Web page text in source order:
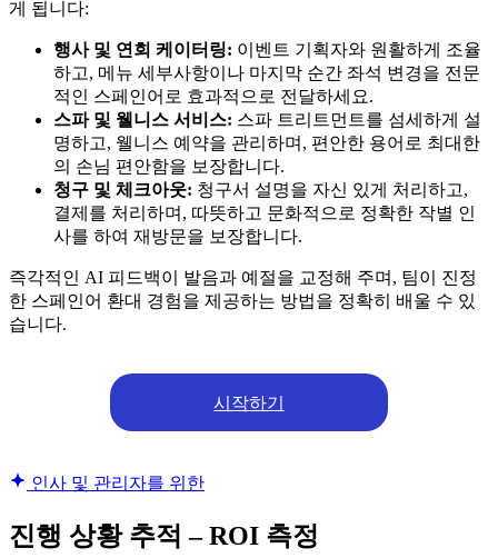
게 됩니다:
행사 및 연회 케이터링: 이벤트 기획자와 원활하게 조율
하고, 메뉴 세부사항이나 마지막 순간 좌석 변경을 전문
적인 스페인어로 효과적으로 전달하세요.
스파 및 웰니스 서비스: 스파 트리트먼트를 섬세하게 설
명하고, 웰니스 예약을 관리하며, 편안한 용어로 최대한
의 손님 편안함을 보장합니다.
청구 및 체크아웃: 청구서 설명을 자신 있게 처리하고,
결제를 처리하며, 따뜻하고 문화적으로 정확한 작별 인
사를 하여 재방문을 보장합니다.
즉각적인 AI 피드백이 발음과 예절을 교정해 주며, 팀이 진정
한 스페인어 환대 경험을 제공하는 방법을 정확히 배울 수 있
습니다.
시작하기
인사 및 관리자를 위한
진행 상황 추적 – ROI 측정